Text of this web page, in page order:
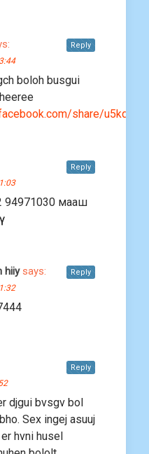
boloh busgui
share/
Reply
94971030 мааш
Reply
hiiy says: Reply
djgui bvsgv bol
Sex ingej asuuj
hvni husel
Reply